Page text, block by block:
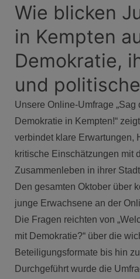
Wie blicken
in Kempten
Demokratie,
und
Unsere Online-Umfrage „Sag
Demokratie in Kempten!“
verbindet klare Erwartungen,
kritische Einschätzungen mit
Zusammenleben in ihrer
Den gesamten Oktober über
junge Erwachsene an der
Die Fragen reichten von
mit Demokratie?“ über die
Beteiligungsformate bis hin
Durchgeführt wurde die